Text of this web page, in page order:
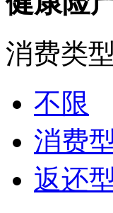
消费类
不限
消费型
返还型